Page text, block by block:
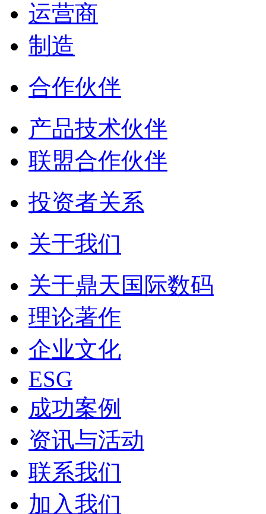
运营商
制造
合作伙伴
产品技术伙伴
联盟合作伙伴
投资者关系
关于我们
关于鼎天国际数码
理论著作
企业文化
ESG
成功案例
资讯与活动
联系我们
加入我们